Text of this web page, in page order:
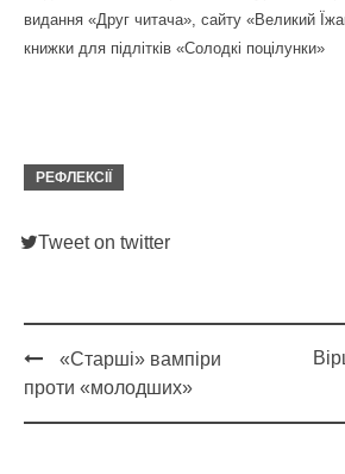
видання «Друг читача», сайту «Великий
книжки для підлітків «Солодкі поцілунки»
РЕФЛЕКСІЇ
Tweet on twitter
Post
navigation
«Старші» вампіри
проти «молодших»